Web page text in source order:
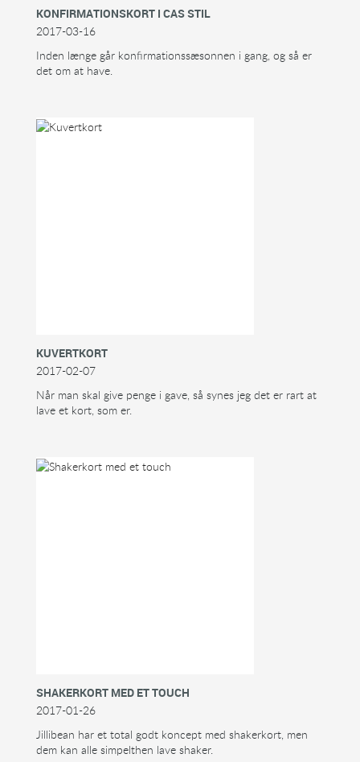
KONFIRMATIONSKORT I CAS STIL
2017-03-16
Inden længe går konfirmationssæsonnen i gang, og så er
det om at have.
KUVERTKORT
2017-02-07
Når man skal give penge i gave, så synes jeg det er rart at
lave et kort, som er.
SHAKERKORT MED ET TOUCH
2017-01-26
Jillibean har et total godt koncept med shakerkort, men
dem kan alle simpelthen lave shaker.